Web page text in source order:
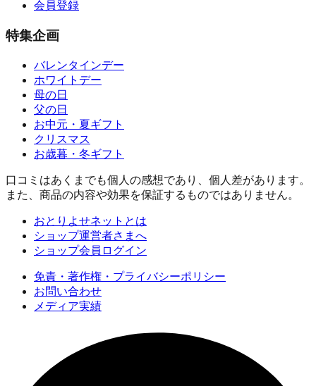
会員登録
特集企画
バレンタインデー
ホワイトデー
母の日
父の日
お中元・夏ギフト
クリスマス
お歳暮・冬ギフト
口コミはあくまでも個人の感想であり、個人差があります。
また、商品の内容や効果を保証するものではありません。
おとりよせネットとは
ショップ運営者さまへ
ショップ会員ログイン
免責・著作権・プライバシーポリシー
お問い合わせ
メディア実績